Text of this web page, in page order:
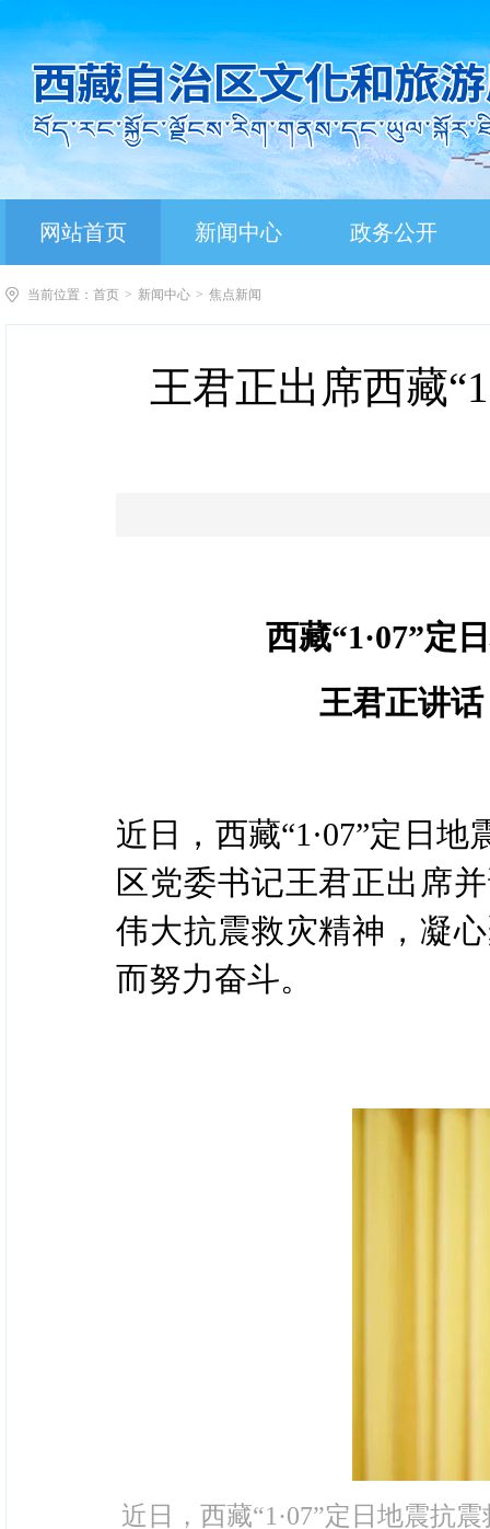
网站首页 新闻中心 政务公开
当前位置： 首页 > 新闻中心 > 焦点新闻
王君正出席西藏
西藏“1·07”定
王君正讲
近日，西藏“1·07”定日
区党委书记王君正出席
伟大抗震救灾精神，凝
而努力奋斗。
近日，西藏“1·07”定日地震抗